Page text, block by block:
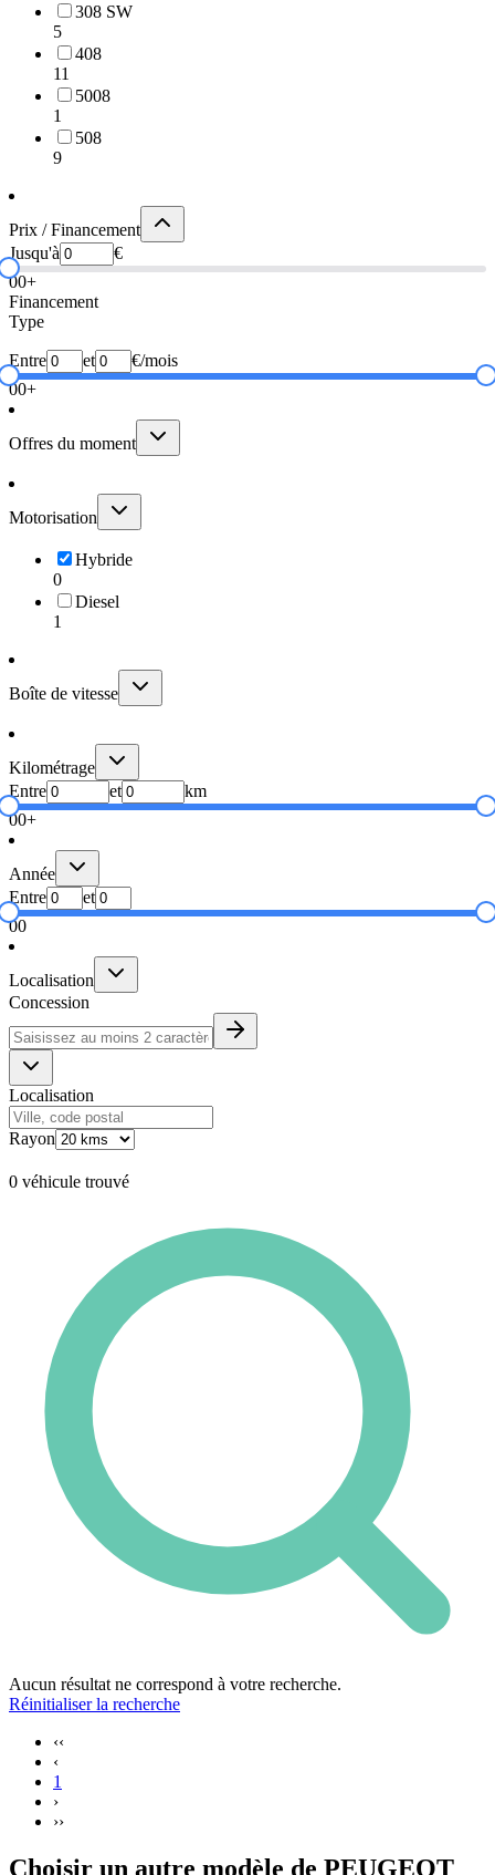
308 SW
5
408
11
5008
1
508
9
Prix / Financement
Jusqu'à
€
00+
Financement
Type
Entre et
€/mois
00+
Offres du moment
Motorisation
Hybride
0
Diesel
1
Boîte de vitesse
Kilométrage
Entre
et
km
00+
Année
Entre
et
00
Localisation
Concession
Localisation
Rayon
0 véhicule trouvé
Aucun résultat ne correspond à votre recherche.
Réinitialiser la recherche
‹‹
‹
1
›
››
Choisir un autre modèle de PEUGEOT